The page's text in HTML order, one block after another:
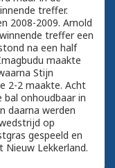
treffer.
2008-2009. Arnold
treffer een
na een half
maakte
Stijn
2-2 maakte. Acht
onhoudbaar in
daarna werden
op
gespeeld en
Nieuw Lekkerland.